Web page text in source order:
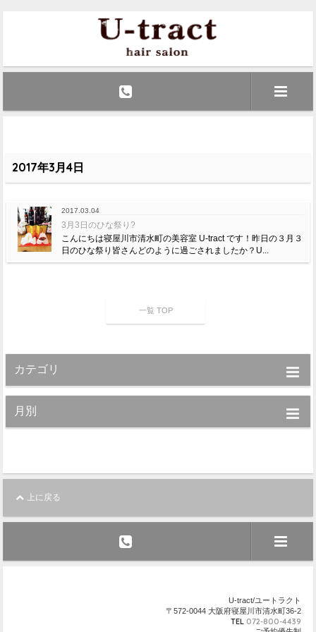
2017年3月4日
2017.03.04
3月3日のひな祭り?
こんにちは寝屋川市清水町の美容室 U-tract です！昨日の３月３
日のひな祭り皆さんどのように過ごされましたか？U...
一覧 TOP
カテゴリ
月別
上に戻る
U-tract/ユートラクト
〒572-0044 大阪府寝屋川市清水町36-2
TEL 072-800-4439